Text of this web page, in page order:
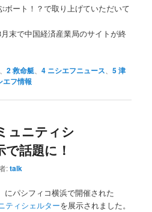
ボート！？で取り上げていただいて
末で中国経済産業局のサイトが終
、2 救命艇、4 ニシエフニュース、5 津
エフ情報
ュニティシ
話題に！
:talk
パシフィコ横浜で開催された
ティシェルターを展示されました。